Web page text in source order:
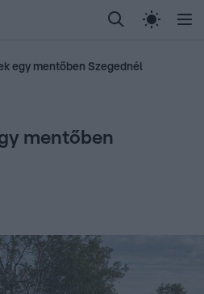
Randi Celeb vagyok,
Most Wanted Gallusz
egy mentőben Szegednél
mentőben